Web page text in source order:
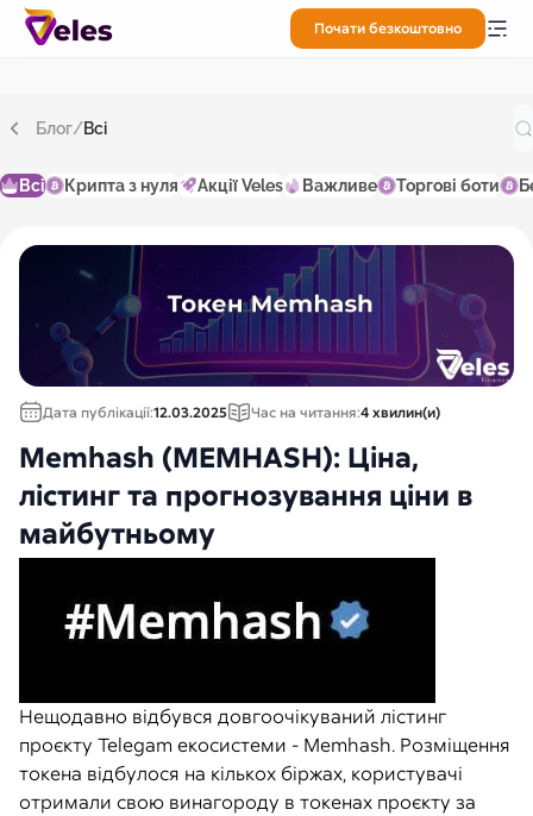
Почати безкоштовно
Блог/Всі
Всі Крипта з нуля Акції Veles Важливе Торгові боти
Дата публікації:12.03.2025 Час на читання:4 хвилин(и)
Memhash (MEMHASH): Ціна,
лістинг та прогнозування ціни в
майбутньому
Нещодавно відбувся довгоочікуваний лістинг
проєкту Telegam екосистеми - Memhash. Розміщення
токена відбулося на кількох біржах, користувачі
отримали свою винагороду в токенах проєкту за